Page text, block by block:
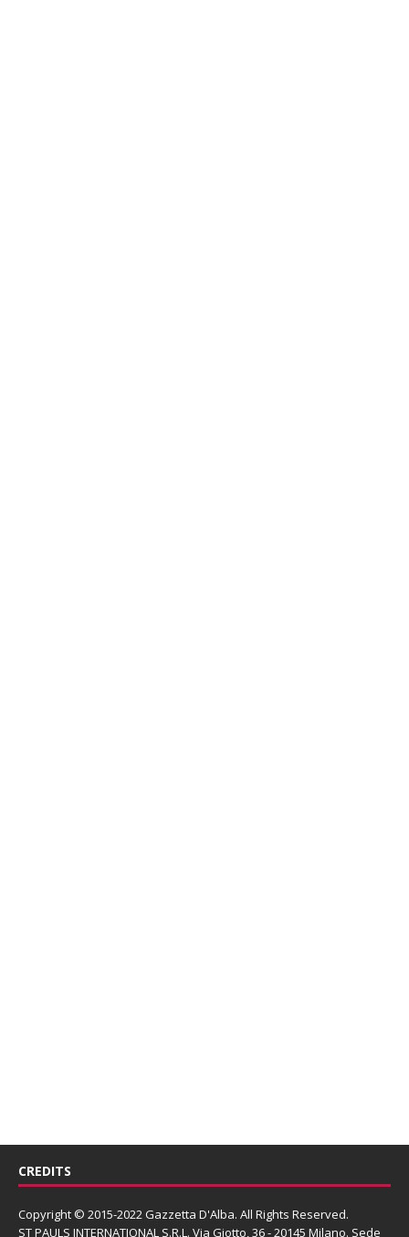
CREDITS
Copyright © 2015-2022 Gazzetta D'Alba. All Rights Reserved.
ST PAULS INTERNATIONAL S.R.L. Via Giotto, 36 - 20145 Milano. Sede